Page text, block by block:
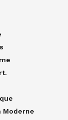
Moderne